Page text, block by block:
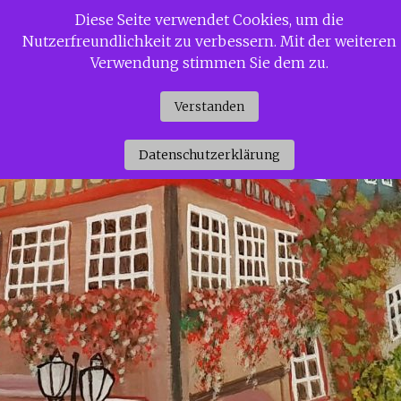
InhaltSiggi Gerdaus Welt
Diese Seite verwendet Cookies, um die
Nutzerfreundlichkeit zu verbessern. Mit der weiteren
Verwendung stimmen Sie dem zu.
Verstanden
Datenschutzerklärung